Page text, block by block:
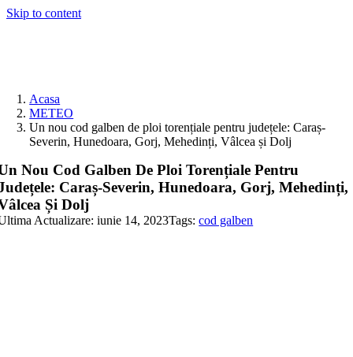
Skip to content
Acasa
METEO
Un nou cod galben de ploi torențiale pentru județele: Caraș-
Severin, Hunedoara, Gorj, Mehedinți, Vâlcea și Dolj
Nou Cod Galben De Ploi Torențiale Pentru
Caraș-Severin, Hunedoara, Gorj, Mehedinți,
Și Dolj
Actualizare: iunie 14, 2023Tags:cod galben